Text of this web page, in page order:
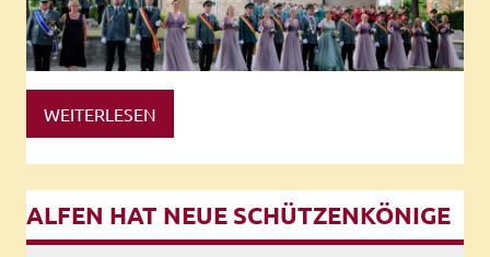
WEITERLESEN
ALFEN HAT NEUE SCHÜTZENKÖNIGE